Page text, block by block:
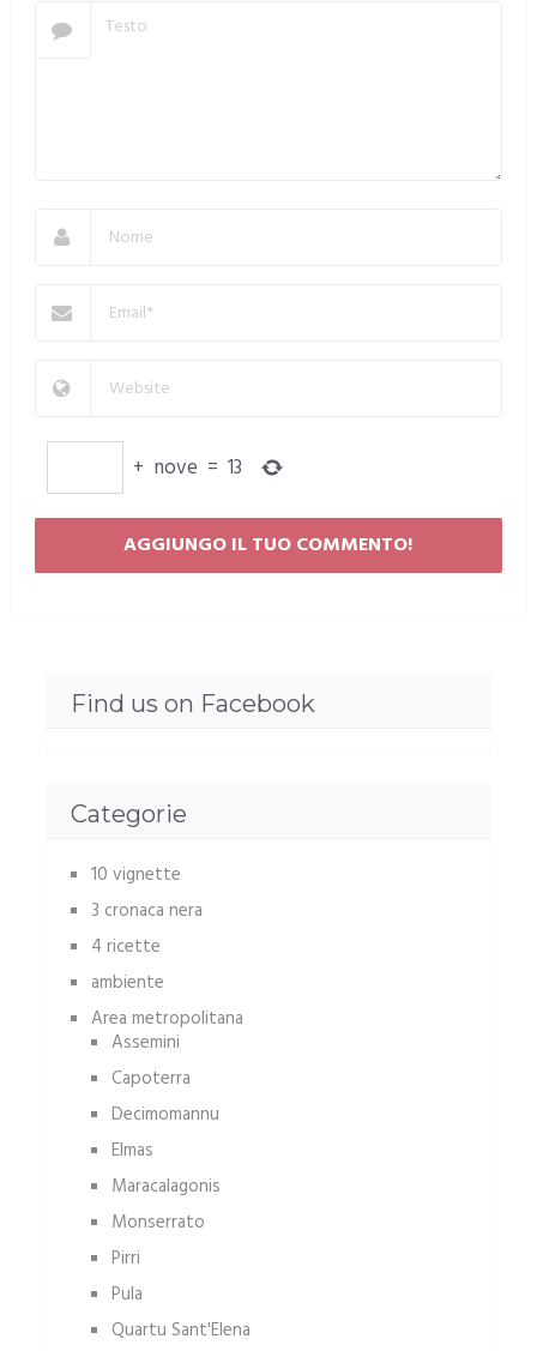
+ nove = 13
Find us on Facebook
Categorie
10 vignette
3 cronaca nera
4 ricette
ambiente
Area metropolitana
Assemini
Capoterra
Decimomannu
Elmas
Maracalagonis
Monserrato
Pirri
Pula
Quartu Sant'Elena